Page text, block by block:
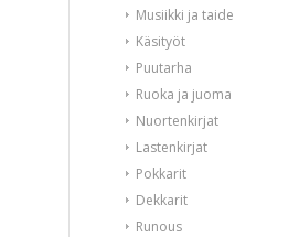
Musiikki ja taide
Käsityöt
Puutarha
Ruoka ja juoma
Nuortenkirjat
Lastenkirjat
Pokkarit
Dekkarit
Runous